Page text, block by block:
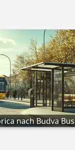
nach Budva Bus